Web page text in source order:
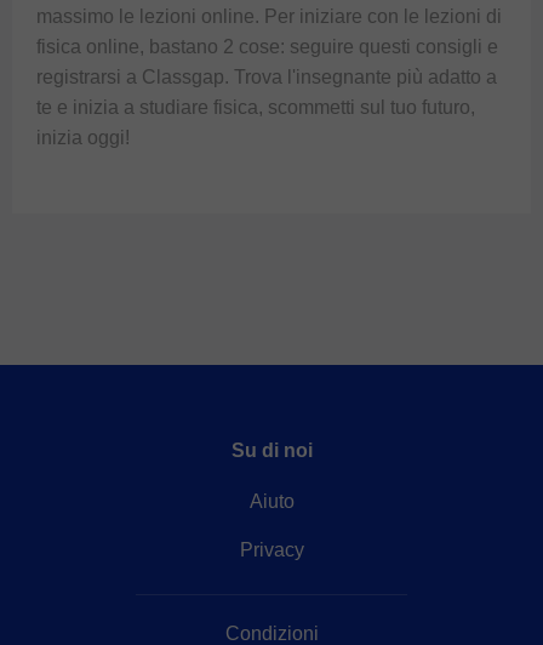
massimo le lezioni online. Per iniziare con le lezioni di
fisica online, bastano 2 cose: seguire questi consigli e
registrarsi a Classgap. Trova l'insegnante più adatto a
te e inizia a studiare fisica, scommetti sul tuo futuro,
inizia oggi!
Su di noi
Aiuto
Privacy
Condizioni